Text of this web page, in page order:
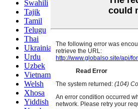
Swahili
Tajik
Tamil
Telugu
Thai
Ukrainian
Urdu
Uzbek
Vietnamese
Welsh
Xhosa
Yiddish